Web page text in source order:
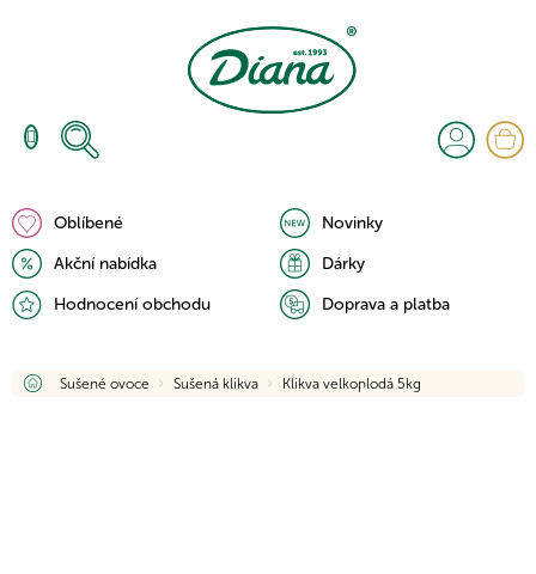
Oblíbené
Novinky
Akční nabídka
Dárky
Hodnocení obchodu
Doprava a platba
Domů
Sušené ovoce Sušená klikva Klikva velkoplodá 5kg